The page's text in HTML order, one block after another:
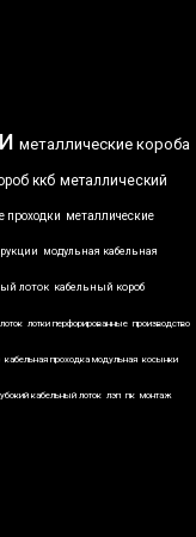
металлические короба
ккб металлический
проходки металлические
модульная кабельная
лоток кабельный короб
лотки перфорированные производство
кабельная проходка модульная косынки
кабельный лоток лэп пк монтаж